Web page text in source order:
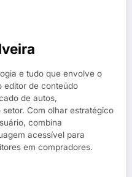
e tudo que envolve o
editor de conteúdo
de autos,
Com olhar estratégico
combina
acessível para
em compradores.